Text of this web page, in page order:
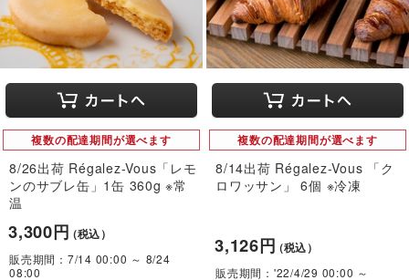
複数の配達期間が選べます
8/26出荷 Régalez-Vous「レモ
ンのサブレ缶」1缶 360g ※常
温
3,300円（税込）
販売期間：7/14 00:00 ～ 8/24
08:00
複数の配達期間が選べます
8/14出荷 Régalez-Vous 「ク
ロワッサン」 6個 ※冷凍
3,126円（税込）
販売期間：'22/4/29 00:00 ～